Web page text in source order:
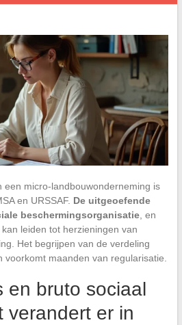
een micro-landbouwonderneming is
en URSSAF. De uitgeoefende
beschermingsorganisatie, en
leiden tot herzieningen van
Het begrijpen van de verdeling
maanden van regularisatie.
en bruto sociaal
verandert er in